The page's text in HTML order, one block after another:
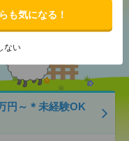
も気になる！
ない
円～＊未経験OK